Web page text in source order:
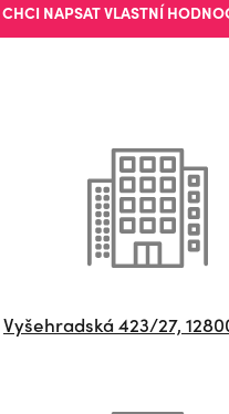
CHCI NAPSAT VLASTNÍ
Vyšehradská 423/27,